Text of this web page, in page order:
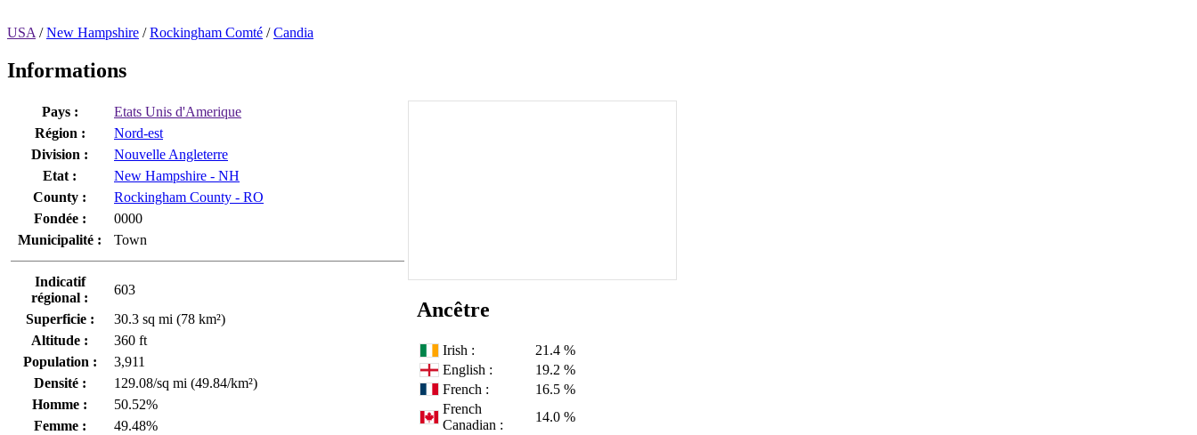
USA /New Hampshire /Rockingham Comté /Candia
Informations
Pays :
Etats Unis d'Amerique
Région :
Nord-est
Division :
Nouvelle Angleterre
Etat :
New Hampshire - NH
County :
Rockingham County - RO
Fondée :
0000
Municipalité :
Town
Indicatif
régional :
603
Superficie :
30.3 sq mi (78 km²)
Altitude :
360 ft
Population :
3,911
Densité :
129.08/sq mi (49.84/km²)
Homme :
50.52%
Femme :
49.48%
Ancêtre
Irish :
21.4 %
English :
19.2 %
French :
16.5 %
French
Canadian :
14.0 %